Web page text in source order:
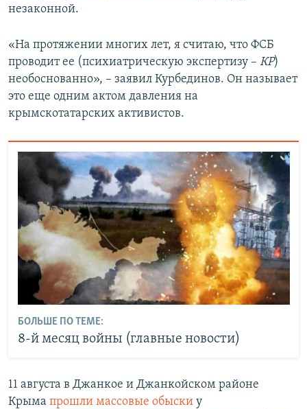
незаконной.
«На протяжении многих лет, я считаю, что ФСБ
проводит ее (психиатрическую экспертизу – КР)
необоснованно», – заявил Курбединов. Он называет
это еще одним актом давления на
крымскотатарских активистов.
БОЛЬШЕ ПО ТЕМЕ:
8-й месяц войны (главные новости)
11 августа в Джанкое и Джанкойском районе
Крыма прошли массовые обыски у